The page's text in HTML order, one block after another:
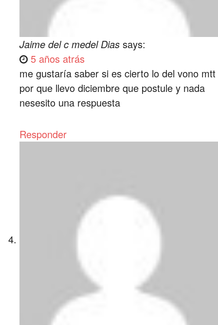
Jaime del c medel Dias says:
5 años atrás
me gustaría saber si es cierto lo del vono mtt
por que llevo diciembre que postule y nada
nesesito una respuesta
Responder